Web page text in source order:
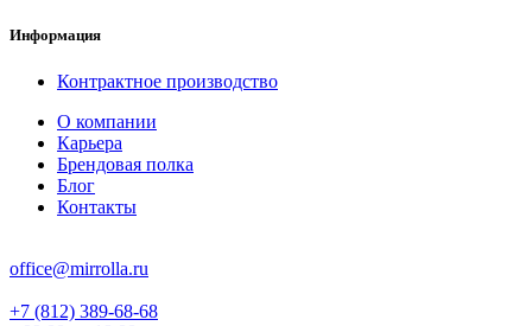
Информация
Контрактное производство
О компании
Карьера
Брендовая полка
Блог
Контакты
office@mirrolla.ru
+7 (812) 389-68-68